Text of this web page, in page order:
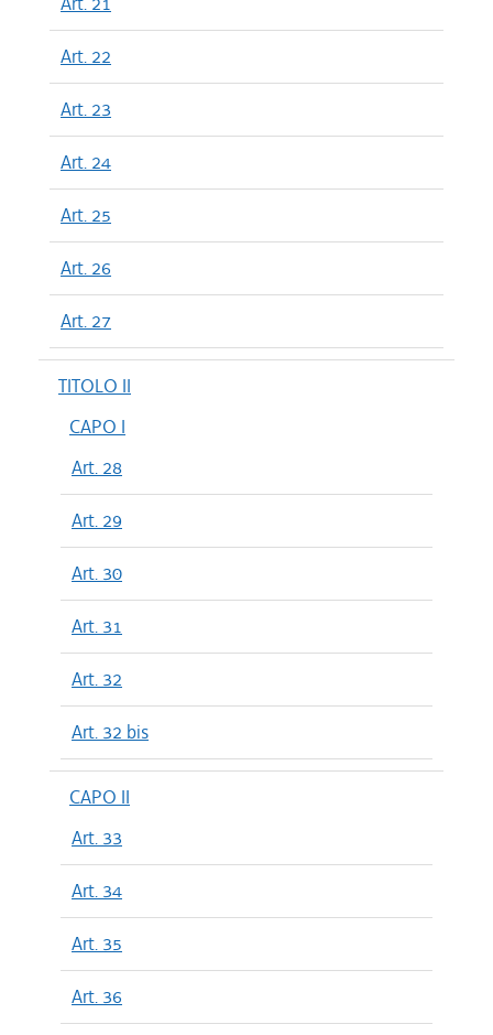
Art. 22
Art. 23
Art. 24
Art. 25
Art. 26
Art. 27
TITOLO II
CAPO I
Art. 28
Art. 29
Art. 30
Art. 31
Art. 32
Art. 32 bis
CAPO II
Art. 33
Art. 34
Art. 35
Art. 36